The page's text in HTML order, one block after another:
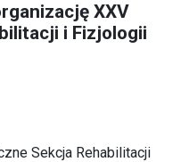
XXV
i Fizjologii
Sekcja Rehabilitacji